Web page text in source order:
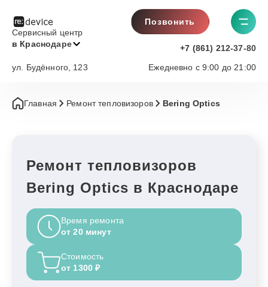
Сервисный центр
в Краснодаре
Позвонить
+7 (861) 212-37-80
Ежедневно с 9:00 до 21:00
ул. Будённого, 123
Главная Ремонт тепловизоров Bering Optics
Ремонт тепловизоров
Bering Optics в Краснодаре
Время ремонта
от 20 минут
Стоимость
от 1300 ₽